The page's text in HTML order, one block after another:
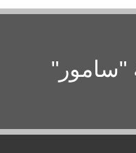
"سامور"